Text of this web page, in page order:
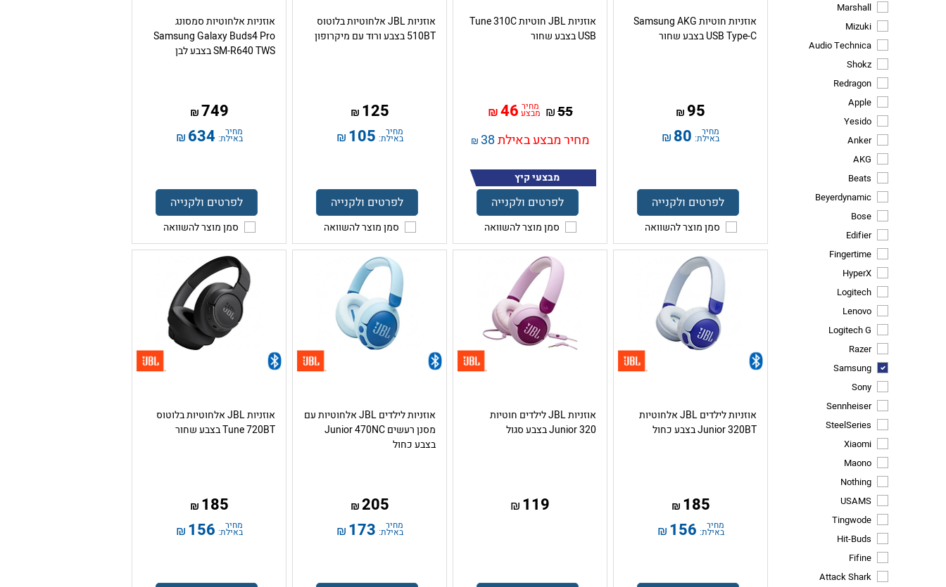
Marshall
Mizuki
Audio Technica
Shokz
Redragon
Apple
Yesido
Anker
AKG
Beats
Beyerdynamic
Bose
Edifier
Fingertime
HyperX
Logitech
Lenovo
Logitech G
Razer
Samsung
Sony
Sennheiser
SteelSeries
Xiaomi
Maono
Nothing
USAMS
Tingwode
Hit-Buds
Fifine
Attack Shark
אוזניות חוטיות Samsung AKG
USB Type-C בצבע שחור
95
₪
מחיר
באילת: 80
₪
לפרטים ולקנייה
סמן מוצר להשוואה
אוזניות JBL חוטיות Tune 310C
USB בצבע שחור
55
₪ מחיר
מבצע 46
₪
מחיר מבצע באילת38
₪
מבצעי קיץ
לפרטים ולקנייה
סמן מוצר להשוואה
אוזניות JBL אלחוטיות בלוטוס
510BT בצבע ורוד עם מיקרופון
125
₪
מחיר
באילת: 105
₪
לפרטים ולקנייה
סמן מוצר להשוואה
אוזניות אלחוטיות סמסונג
Samsung Galaxy Buds4 Pro
SM-R640 TWS בצבע לבן
749
₪
מחיר
באילת: 634
₪
לפרטים ולקנייה
סמן מוצר להשוואה
אוזניות לילדים JBL אלחוטיות
Junior 320BT בצבע כחול
185
₪
מחיר
באילת: 156
₪
אוזניות JBL לילדים חוטיות
Junior 320 בצבע סגול
119
₪
אוזניות לילדים JBL אלחוטיות עם
מסנן רעשים Junior 470NC
בצבע כחול
205
₪
מחיר
באילת: 173
₪
אוזניות JBL אלחוטיות בלוטוס
Tune 720BT בצבע שחור
185
₪
מחיר
באילת: 156
₪